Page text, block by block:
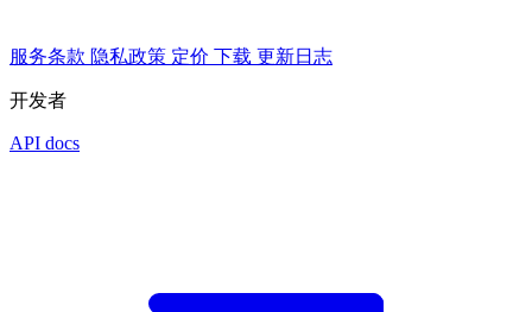
服务条款 隐私政策 定价 下载 更新日志
开发者
API docs